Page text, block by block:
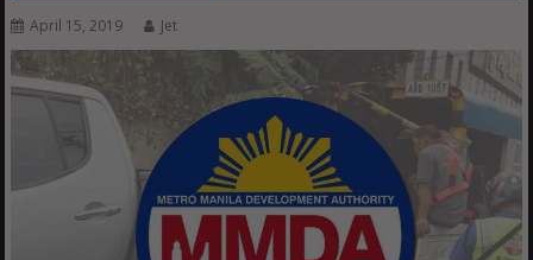
April 15, 2019 Jet